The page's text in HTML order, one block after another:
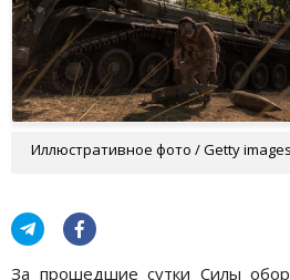
Иллюстративное фото / Getty images
За прошедшие сутки Силы